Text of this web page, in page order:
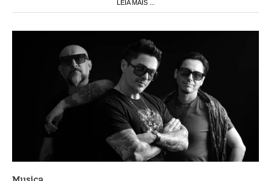
LEIA MAIS ...